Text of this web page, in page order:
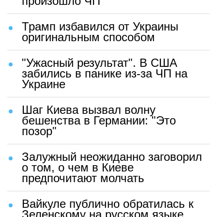
Трамп избавился от Украины
оригинальным способом
"Ужасный результат". В США
забились в панике из-за ЧП на
Украине
Шаг Киева вызвал волну
бешенства в Германии: "Это
позор"
Залужный неожиданно заговорил
о том, о чем в Киеве
предпочитают молчать
Вайкуле публично обратилась к